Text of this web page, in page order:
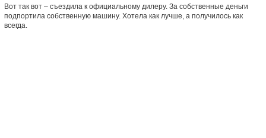
Вот так вот – съездила к официальному дилеру. За собственные деньги
подпортила собственную машину. Хотела как лучше, а получилось как
всегда.